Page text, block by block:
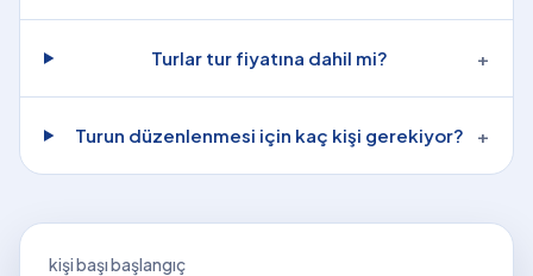
Turlar tur fiyatına dahil mi? +
Turun düzenlenmesi için kaç kişi gerekiyor? +
kişi başı başlangıç